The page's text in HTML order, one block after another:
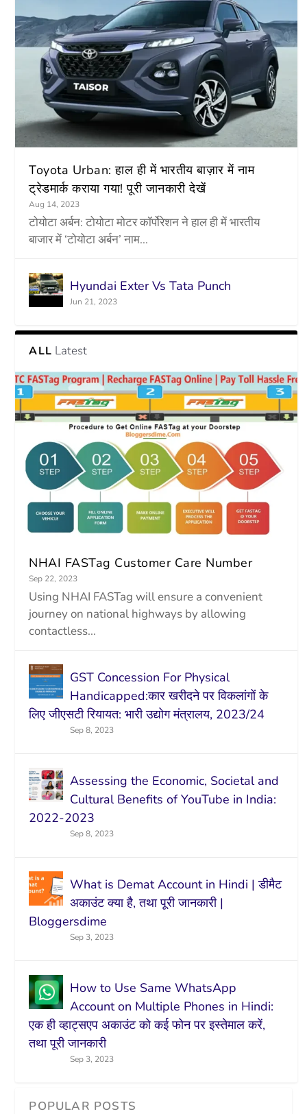
Toyota Urban: हाल ही में भारतीय बाज़ार में नाम
ट्रेडमार्क कराया गया! पूरी जानकारी देखें
Aug 14, 2023
टोयोटा अर्बन: टोयोटा मोटर कॉर्पोरेशन ने हाल ही में भारतीय
बाजार में ‘टोयोटा अर्बन’ नाम...
Hyundai Exter Vs Tata Punch
Jun 21, 2023
ALL Latest
NHAI FASTag Customer Care Number
Sep 22, 2023
Using NHAI FASTag will ensure a convenient
journey on national highways by allowing
contactless...
GST Concession For Physical
Handicapped:कार खरीदने पर विकलांगों के
लिए जीएसटी रियायत: भारी उद्योग मंत्रालय, 2023/24
Sep 8, 2023
Assessing the Economic, Societal and
Cultural Benefits of YouTube in India:
2022-2023
Sep 8, 2023
What is Demat Account in Hindi | डीमैट
अकाउंट क्या है, तथा पूरी जानकारी |
Bloggersdime
Sep 3, 2023
How to Use Same WhatsApp
Account on Multiple Phones in Hindi:
एक ही व्हाट्सएप अकाउंट को कई फोन पर इस्तेमाल करें,
तथा पूरी जानकारी
Sep 3, 2023